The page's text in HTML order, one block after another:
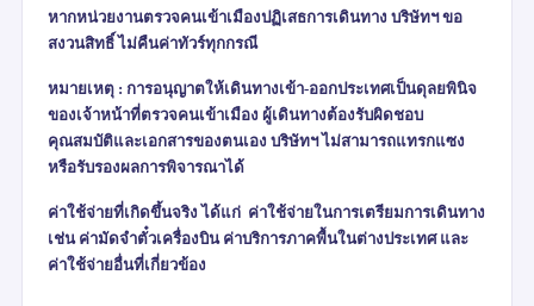
หากหน่วยงานตรวจคนเข้าเมืองปฏิเสธการเดินทาง บริษัทฯ ขอ
สงวนสิทธิ์ ไม่คืนค่าทัวร์ทุกกรณี
หมายเหตุ : การอนุญาตให้เดินทางเข้า-ออกประเทศเป็นดุลยพินิจ
ของเจ้าหน้าที่ตรวจคนเข้าเมือง ผู้เดินทางต้องรับผิดชอบ
คุณสมบัติและเอกสารของตนเอง บริษัทฯ ไม่สามารถแทรกแซง
หรือรับรองผลการพิจารณาได้
ค่าใช้จ่ายที่เกิดขึ้นจริง ได้แก่ ค่าใช้จ่ายในการเตรียมการเดินทาง
เช่น ค่ามัดจำตั๋วเครื่องบิน ค่าบริการภาคพื้นในต่างประเทศ และ
ค่าใช้จ่ายอื่นที่เกี่ยวข้อง